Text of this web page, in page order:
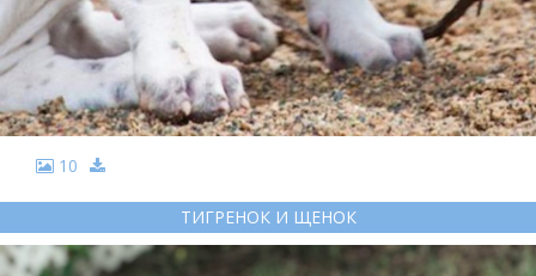
10
ТИГРЕНОК И ЩЕНОК